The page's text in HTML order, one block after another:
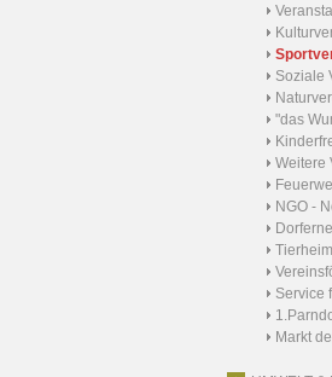
Soziale
"das
Weitere
NGO -
Tierheim
Service
Markt